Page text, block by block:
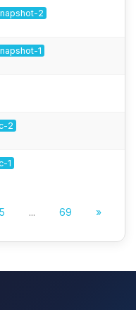
2
1
2
1
5 ... 69 »